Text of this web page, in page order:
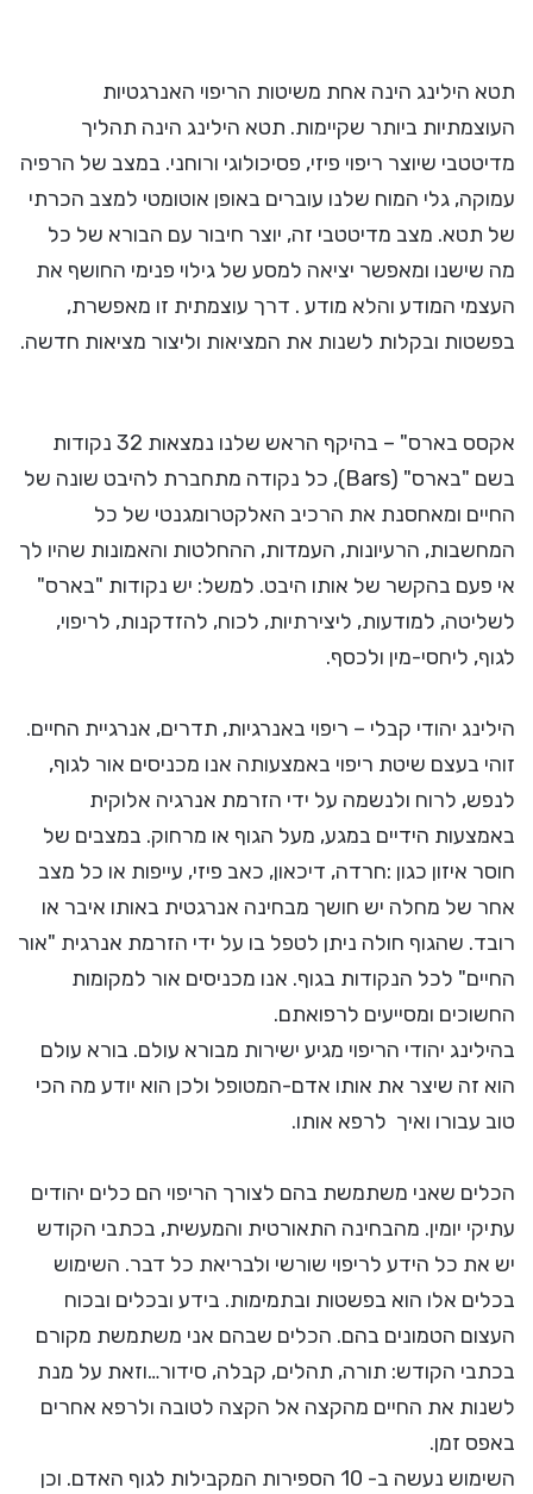
תטא הילינג הינה אחת משיטות הריפוי האנרגטיות
העוצמתיות ביותר שקיימות. תטא הילינג הינה תהליך
מדיטטבי שיוצר ריפוי פיזי, פסיכולוגי ורוחני. במצב של הרפיה
עמוקה, גלי המוח שלנו עוברים באופן אוטומטי למצב הכרתי
של תטא. מצב מדיטטבי זה, יוצר חיבור עם הבורא של כל
מה שישנו ומאפשר יציאה למסע של גילוי פנימי החושף את
העצמי המודע והלא מודע . דרך עוצמתית זו מאפשרת,
בפשטות ובקלות לשנות את המציאות וליצור מציאות חדשה.
אקסס בארס" – בהיקף הראש שלנו נמצאות 32 נקודות
בשם "בארס" (Bars), כל נקודה מתחברת להיבט שונה של
החיים ומאחסנת את הרכיב האלקטרומגנטי של כל
המחשבות, הרעיונות, העמדות, ההחלטות והאמונות שהיו לך
אי פעם בהקשר של אותו היבט. למשל: יש נקודות "בארס"
לשליטה, למודעות, ליצירתיות, לכוח, להזדקנות, לריפוי,
לגוף, ליחסי-מין ולכסף.
הילינג יהודי קבלי – ריפוי באנרגיות, תדרים, אנרגיית החיים.
זוהי בעצם שיטת ריפוי באמצעותה אנו מכניסים אור לגוף,
לנפש, לרוח ולנשמה על ידי הזרמת אנרגיה אלוקית
באמצעות הידיים במגע, מעל הגוף או מרחוק. במצבים של
חוסר איזון כגון :חרדה, דיכאון, כאב פיזי, עייפות או כל מצב
אחר של מחלה יש חושך מבחינה אנרגטית באותו איבר או
רובד. שהגוף חולה ניתן לטפל בו על ידי הזרמת אנרגית "אור
החיים" לכל הנקודות בגוף. אנו מכניסים אור למקומות
החשוכים ומסייעים לרפואתם.
בהילינג יהודי הריפוי מגיע ישירות מבורא עולם. בורא עולם
הוא זה שיצר את אותו אדם-המטופל ולכן הוא יודע מה הכי
טוב עבורו ואיך לרפא אותו.
הכלים שאני משתמשת בהם לצורך הריפוי הם כלים יהודים
עתיקי יומין. מהבחינה התאורטית והמעשית, בכתבי הקודש
יש את כל הידע לריפוי שורשי ולבריאת כל דבר. השימוש
בכלים אלו הוא בפשטות ובתמימות. בידע ובכלים ובכוח
העצום הטמונים בהם. הכלים שבהם אני משתמשת מקורם
בכתבי הקודש: תורה, תהלים, קבלה, סידור…וזאת על מנת
לשנות את החיים מהקצה אל הקצה לטובה ולרפא אחרים
באפס זמן.
השימוש נעשה ב- 10 הספירות המקבילות לגוף האדם. וכן